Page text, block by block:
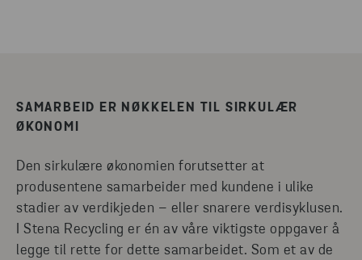
SAMARBEID ER NØKKELEN TIL SIRKULÆR
ØKONOMI
Den sirkulære økonomien forutsetter at
produsentene samarbeider med kundene i ulike
stadier av verdikjeden – eller snarere verdisyklusen.
I Stena Recycling er én av våre viktigste oppgaver å
legge til rette for dette samarbeidet. Som et av de